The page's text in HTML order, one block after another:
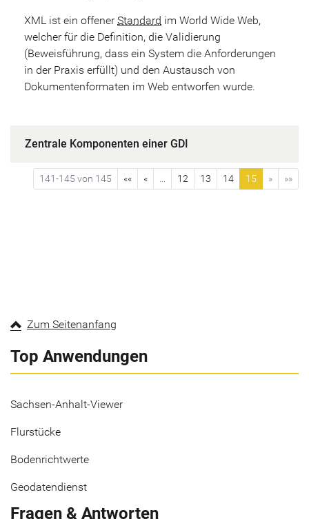
XML ist ein offenerStandard im World Wide Web,
welcher für die Definition, die Validierung
(Beweisführung, dass ein System die Anforderungen
in der Praxis erfüllt) und den Austausch von
Dokumentenformaten im Web entworfen wurde.
Zentrale Komponenten einer GDI
141-145 von 145 «« « 12 13 14 15 » »»
Zum Seitenanfang
Top Anwendungen
Sachsen-Anhalt-Viewer
Flurstücke
Bodenrichtwerte
Geodatendienst
Fragen & Antworten